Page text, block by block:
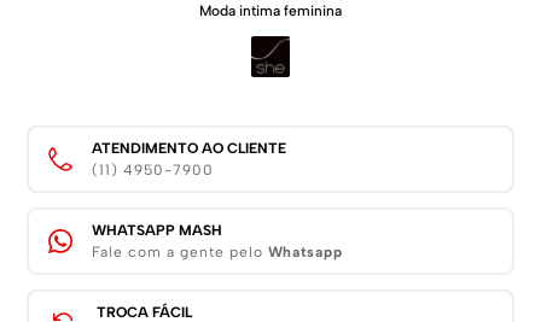
Moda intima feminina
ATENDIMENTO AO CLIENTE
(11) 4950-7900
WHATSAPP MASH
Fale com a gente pelo Whatsapp
TROCA FÁCIL